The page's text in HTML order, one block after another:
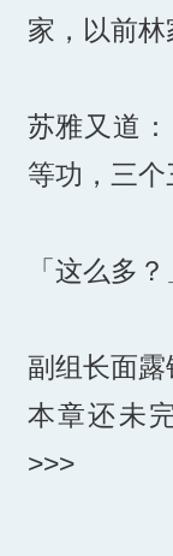
家，以前林
苏雅又道
等功，三个
「这么多？
副组长面
本章还未
>>>